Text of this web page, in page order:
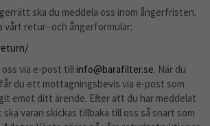
ska du meddela oss inom ångerfristen.
vårt retur- och ångerformulär:
oss via e-post till info@barafilter.se. När du
du ett mottagningsbevis via e-post som
emot ditt ärende. Efter att du har meddelat
varan skickas tillbaka till oss så snart som